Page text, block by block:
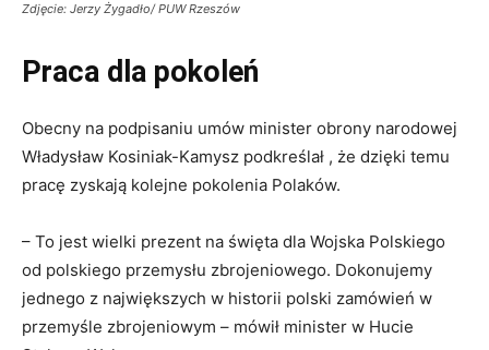
Zdjęcie: Jerzy Żygadło/ PUW Rzeszów
Praca dla pokoleń
Obecny na podpisaniu umów minister obrony narodowej
Władysław Kosiniak-Kamysz podkreślał , że dzięki temu
pracę zyskają kolejne pokolenia Polaków.
– To jest wielki prezent na święta dla Wojska Polskiego
od polskiego przemysłu zbrojeniowego. Dokonujemy
jednego z największych w historii polski zamówień w
przemyśle zbrojeniowym – mówił minister w Hucie